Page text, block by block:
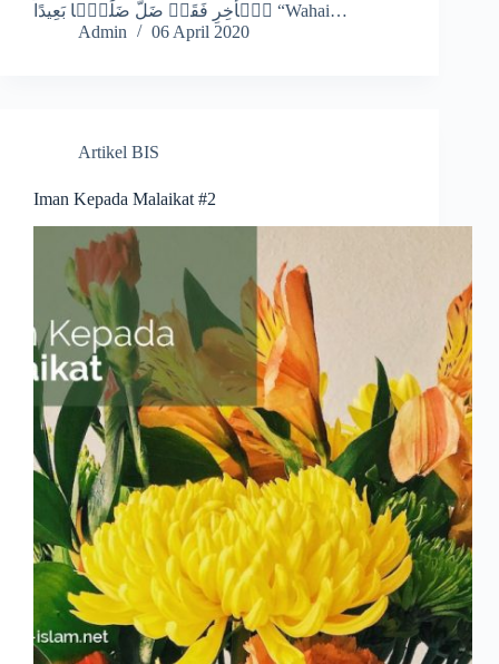
ٱلۡأٓخِرِ فَقَدۡ ضَلَّ ضَلَٰلَۢا بَعِيدًا “Wahai…
Admin
06 April 2020
Artikel BIS
Iman Kepada Malaikat #2